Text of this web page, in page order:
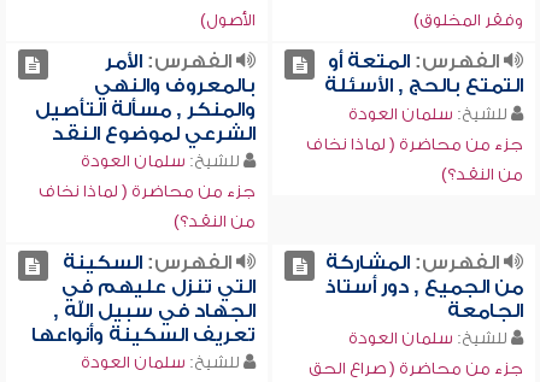
وفقر المخلوق)
الأصول)
الفهرس:المتعة أو
التمتع بالحج , الأسئلة
للشيخ: سلمان العودة
جزء من محاضرة ( لماذا نخاف
من النقد؟)
الفهرس:الأمر
بالمعروف والنهي
والمنكر , مسألة التأصيل
الشرعي لموضوع النقد
للشيخ: سلمان العودة
جزء من محاضرة ( لماذا نخاف
من النقد؟)
الفهرس:المشاركة
من الجميع , دور أستاذ
الجامعة
للشيخ: سلمان العودة
جزء من محاضرة ( صراع الحق
الفهرس:السكينة
التي تنزل عليهم في
الجهاد في سبيل الله ,
تعريف السكينة وأنواعها
للشيخ: سلمان العودة